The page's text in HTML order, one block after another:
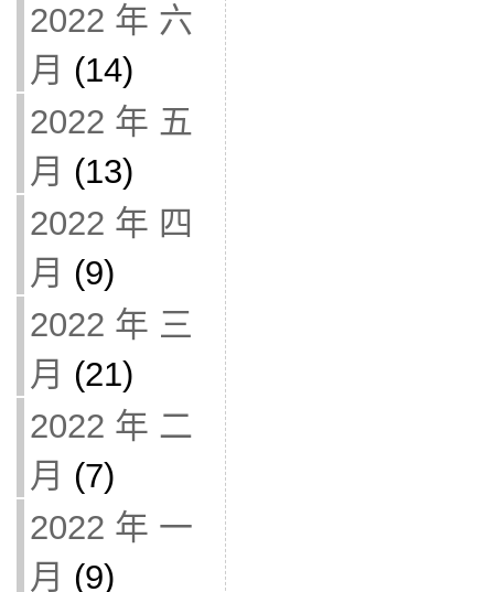
2022 年 六
月 (14)
2022 年 五
月 (13)
2022 年 四
月 (9)
2022 年 三
月 (21)
2022 年 二
月 (7)
2022 年 一
月 (9)